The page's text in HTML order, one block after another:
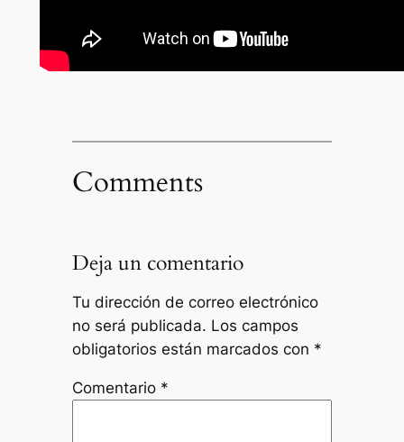
Comments
Deja un comentario
Tu dirección de correo electrónico
no será publicada. Los campos
obligatorios están marcados con *
Comentario *